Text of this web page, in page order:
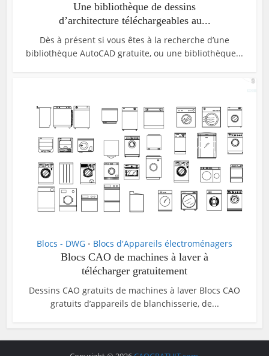
Une bibliothèque de dessins
d’architecture téléchargeables au...
Dès à présent si vous êtes à la recherche d’une
bibliothèque AutoCAD gratuite, ou une bibliothèque...
Blocs - DWG • Blocs d'Appareils électroménagers
Blocs CAO de machines à laver à
télécharger gratuitement
Dessins CAO gratuits de machines à laver Blocs CAO
gratuits d’appareils de blanchisserie, de...